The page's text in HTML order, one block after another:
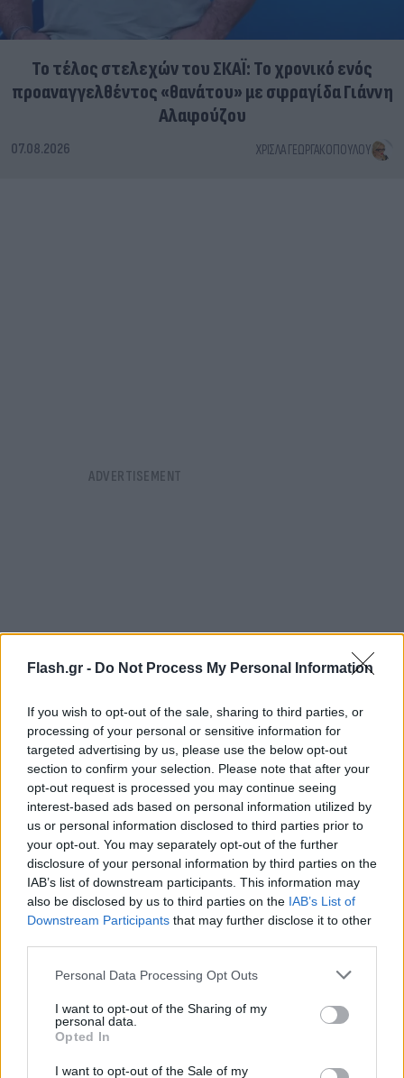
Flash.gr - Do Not Process My Personal Information
If you wish to opt-out of the sale, sharing to third parties, or
processing of your personal or sensitive information for
targeted advertising by us, please use the below opt-out
section to confirm your selection. Please note that after your
opt-out request is processed you may continue seeing
interest-based ads based on personal information utilized by
us or personal information disclosed to third parties prior to
your opt-out. You may separately opt-out of the further
disclosure of your personal information by third parties on the
IAB’s list of downstream participants. This information may
also be disclosed by us to third parties on the IAB’s List of
Downstream Participants that may further disclose it to other
Please note that this website/app uses one or more Google
not limited to your visit or usage behaviour. You may click to
grant or deny consent to Google and its third-party tags to
use your data for below specified purposes in below Google
consent section.
Personal Data Processing Opt Outs
I want to opt-out of the Sharing of my
personal data.
Opted In
I want to opt-out of the Sale of my
Το τέλος στελεχών του ΣΚΑΪ: Το χρονικό ενός
προαναγγελθέντος «θανάτου» με σφραγίδα Γιάννη
Αλαφούζου
07.08.2026 ΧΡΊΣΛΑ ΓΕΩΡΓΑΚΟΠΟΎΛΟΥ
FLASH FOCUS